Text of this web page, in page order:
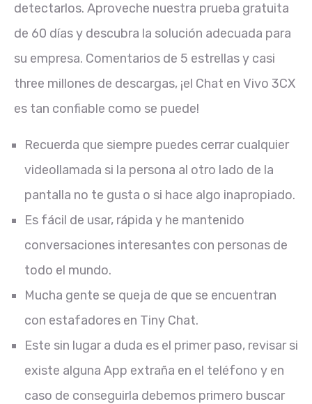
detectarlos. Aproveche nuestra prueba gratuita
de 60 días y descubra la solución adecuada para
su empresa. Comentarios de 5 estrellas y casi
three millones de descargas, ¡el Chat en Vivo 3CX
es tan confiable como se puede!
Recuerda que siempre puedes cerrar cualquier
videollamada si la persona al otro lado de la
pantalla no te gusta o si hace algo inapropiado.
Es fácil de usar, rápida y he mantenido
conversaciones interesantes con personas de
todo el mundo.
Mucha gente se queja de que se encuentran
con estafadores en Tiny Chat.
Este sin lugar a duda es el primer paso, revisar si
existe alguna App extraña en el teléfono y en
caso de conseguirla debemos primero buscar